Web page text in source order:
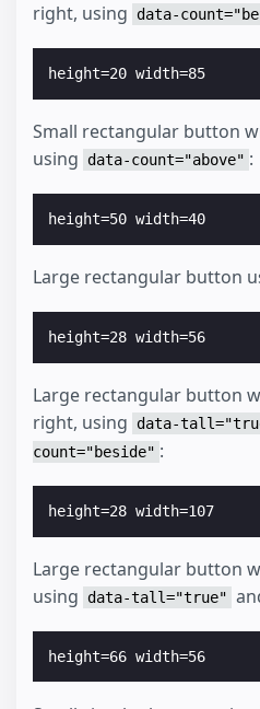
right, using
data-
Small rectangular button
using
data-count="above" :
Large rectangular button
Large rectangular button
right, using
data-
count="beside" :
Large rectangular button
using
data-tall="true"